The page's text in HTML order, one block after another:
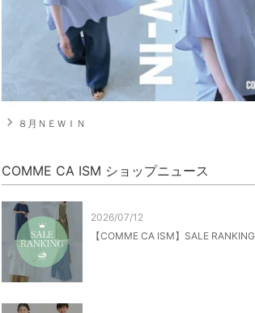
navigate_next ８月ＮＥＷＩＮ
COMME CA ISM ショップニュース
2026/07/12
【COMME CA ISM】SALE RANKING